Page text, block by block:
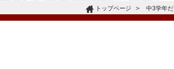
トップページ 中3学年だ